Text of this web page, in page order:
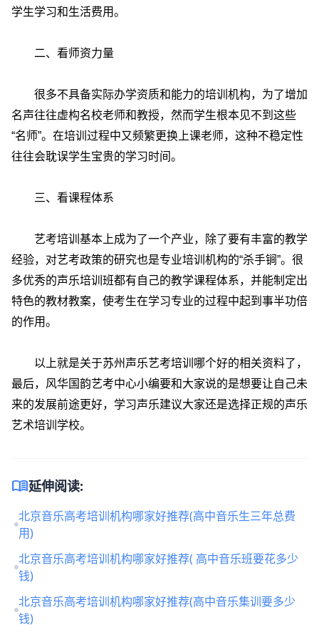
学生学习和生活费用。
二、看师资力量
很多不具备实际办学资质和能力的培训机构，为了增加
名声往往虚构名校老师和教授，然而学生根本见不到这些
“名师”。在培训过程中又频繁更换上课老师，这种不稳定性
往往会耽误学生宝贵的学习时间。
三、看课程体系
艺考培训基本上成为了一个产业，除了要有丰富的教学
经验，对艺考政策的研究也是专业培训机构的“杀手锏”。很
多优秀的声乐培训班都有自己的教学课程体系，并能制定出
特色的教材教案，使考生在学习专业的过程中起到事半功倍
的作用。
以上就是关于苏州声乐艺考培训哪个好的相关资料了，
最后，风华国韵艺考中心小编要和大家说的是想要让自己未
来的发展前途更好，学习声乐建议大家还是选择正规的声乐
艺术培训学校。
menu_book延伸阅读:
北京音乐高考培训机构哪家好推荐(高中音乐生三年总费
用)
北京音乐高考培训机构哪家好推荐( 高中音乐班要花多少
钱)
北京音乐高考培训机构哪家好推荐(高中音乐集训要多少
钱)